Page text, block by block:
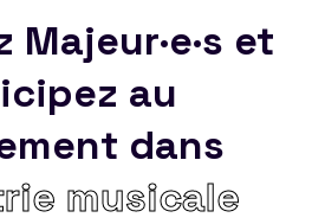
Majeur·e·s et
au
dans
musicale